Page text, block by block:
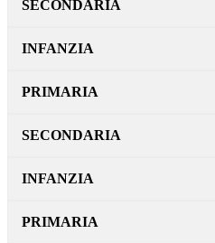
SECONDARIA
INFANZIA
PRIMARIA
SECONDARIA
INFANZIA
PRIMARIA